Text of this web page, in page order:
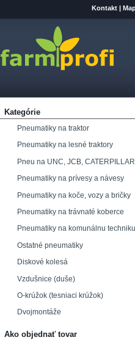
Kontakt |
Kategórie
Pneumatiky na traktor
Pneumatiky na lesné traktory
Pneu na UNC, JCB, CATERPILLAR
Pneumatiky na prívesy a návesy
Pneumatiky na koče, vozy a bričky
Pneumatiky na trávnaté koberce
Pneumatiky na komunálnu techniku
Ostatné pneumatiky
Diskové kolesá
Vzdušnice (duše)
O-krúžok (tesniaci krúžok)
Dvojmontáže
Ako objednať tovar